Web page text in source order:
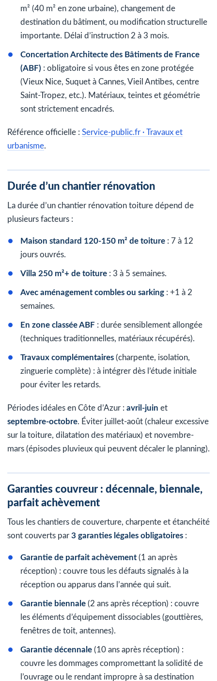
m² (40 m² en zone urbaine), changement de
destination du bâtiment, ou modification structurelle
importante. Délai d’instruction 2 à 3 mois.
Concertation Architecte des Bâtiments de France
(ABF) : obligatoire si vous êtes en zone protégée
(Vieux Nice, Suquet à Cannes, Vieil Antibes, centre
Saint-Tropez, etc.). Matériaux, teintes et géométrie
sont strictement encadrés.
Référence officielle : Service-public.fr · Travaux et
urbanisme.
Durée d’un chantier rénovation
La durée d’un chantier rénovation toiture dépend de
plusieurs facteurs :
Maison standard 120-150 m² de toiture : 7 à 12
jours ouvrés.
Villa 250 m²+ de toiture : 3 à 5 semaines.
Avec aménagement combles ou sarking : +1 à 2
semaines.
En zone classée ABF : durée sensiblement allongée
(techniques traditionnelles, matériaux récupérés).
Travaux complémentaires (charpente, isolation,
zinguerie complète) : à intégrer dès l’étude initiale
pour éviter les retards.
Périodes idéales en Côte d’Azur : avril-juin et
septembre-octobre. Éviter juillet-août (chaleur excessive
sur la toiture, dilatation des matériaux) et novembre-
mars (épisodes pluvieux qui peuvent décaler le planning).
Garanties couvreur : décennale, biennale,
parfait achèvement
Tous les chantiers de couverture, charpente et étanchéité
sont couverts par 3 garanties légales obligatoires :
Garantie de parfait achèvement (1 an après
réception) : couvre tous les défauts signalés à la
réception ou apparus dans l’année qui suit.
Garantie biennale (2 ans après réception) : couvre
les éléments d’équipement dissociables (gouttières,
fenêtres de toit, antennes).
Garantie décennale (10 ans après réception) :
couvre les dommages compromettant la solidité de
l’ouvrage ou le rendant impropre à sa destination